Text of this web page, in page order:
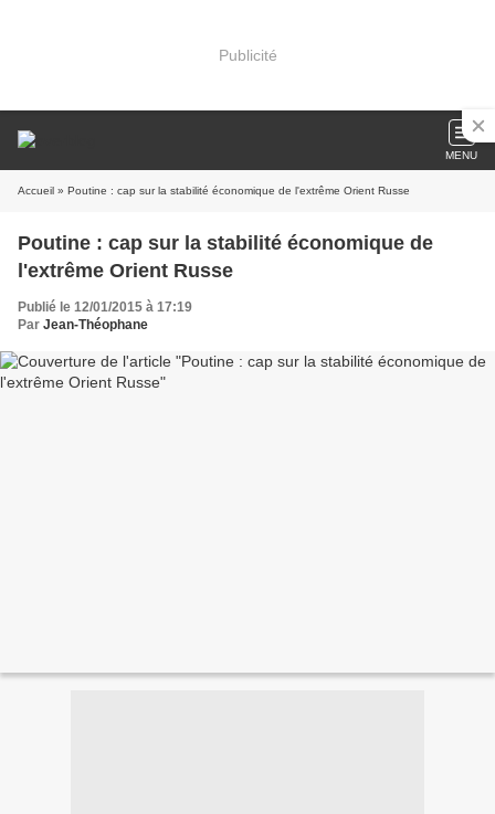
Publicité
MENU
Accueil » Poutine : cap sur la stabilité économique de l'extrême Orient Russe
Poutine : cap sur la stabilité économique de
l'extrême Orient Russe
Publié le 12/01/2015 à 17:19
Par Jean-Théophane